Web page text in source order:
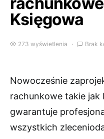
Księgowa
273 wyświetlenia Brak
Nowocześnie
rachunkowe takie jak
gwarantuje
wszystkich